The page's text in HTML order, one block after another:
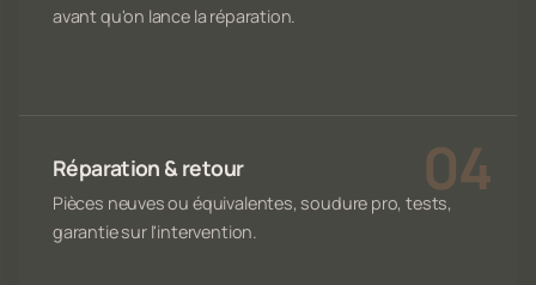
avant qu'on lance la réparation.
Réparation & retour
Pièces neuves ou équivalentes, soudure pro, tests,
garantie sur l'intervention.